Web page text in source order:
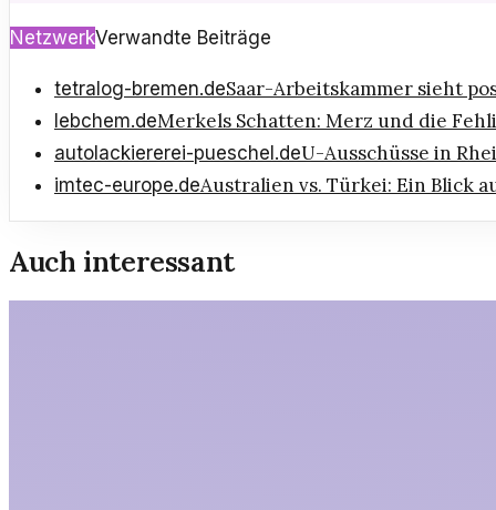
NetzwerkVerwandte Beiträge
tetralog-bremen.deSaar-Arbeitskammer sieht
lebchem.deMerkels Schatten: Merz und die
autolackiererei-pueschel.deU-Ausschüsse in
imtec-europe.deAustralien vs. Türkei: Ein Blick
Auch interessant